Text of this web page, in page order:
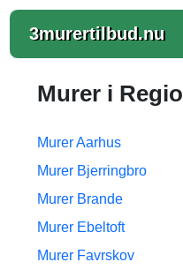
3murertilbud.nu
Murer i
Murer Aarhus
Murer Bjerringbro
Murer Brande
Murer Ebeltoft
Murer Favrskov